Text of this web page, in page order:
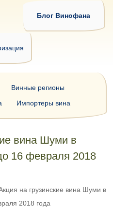
Блог Винофана
вина Шуми в
16 февраля 2018
на грузинские вина Шуми в
2018 года
Винные регионы
Импортеры вина